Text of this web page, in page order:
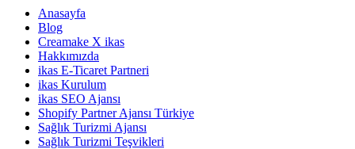
Anasayfa
Blog
Creamake X ikas
Hakkımızda
ikas E-Ticaret Partneri
ikas Kurulum
ikas SEO Ajansı
Shopify Partner Ajansı Türkiye
Sağlık Turizmi Ajansı
Sağlık Turizmi Teşvikleri